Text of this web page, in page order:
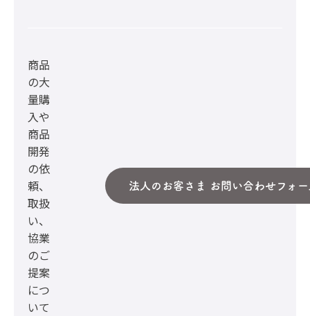
商品
の大
量購
入や
商品
開発
の依
頼、
取扱
い、
協業
のご
提案
につ
いて
法人のお客さま お問い合わせフォー